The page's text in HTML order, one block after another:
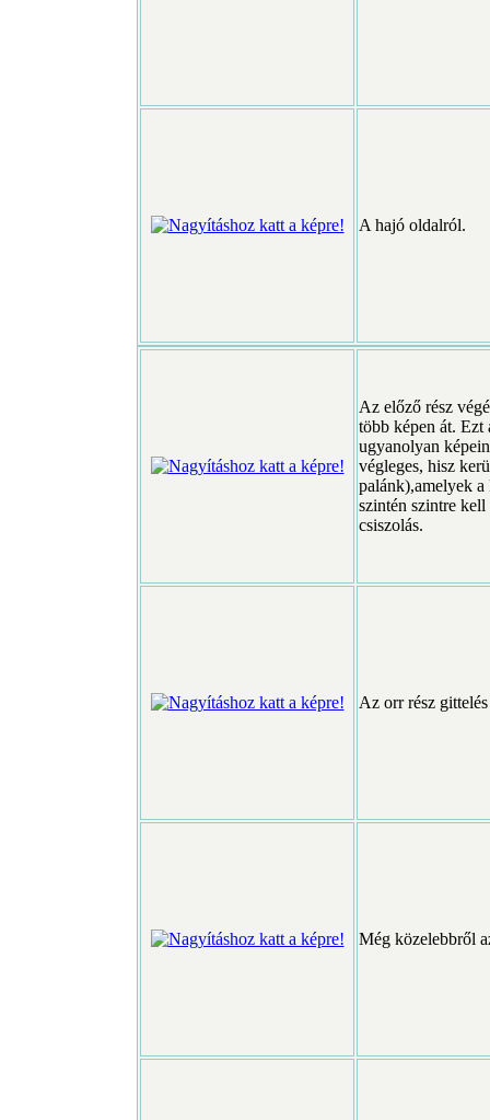
A hajó oldalról.
Az előző rész
több képen át. Ezt
ugyanolyan
végleges, hisz
palánk),amelyek a
szintén szintre
csiszolás.
Az orr rész
Még közelebbről